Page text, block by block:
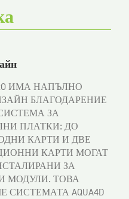
ИМА НАПЪЛНО
БЛАГОДАРЕНИЕ
ЗА
ПЛАТКИ: ДО
КАРТИ И ДВЕ
КАРТИ МОГАТ
ЗА
МОДУЛИ. ТОВА
СИСТЕМАТА AQUA4D